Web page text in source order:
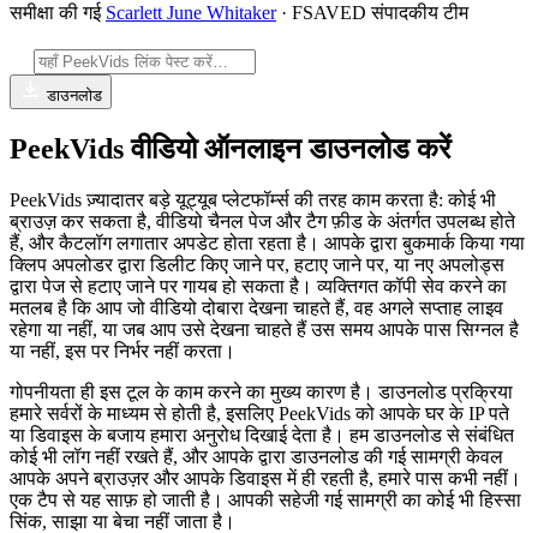
समीक्षा की गई Scarlett June Whitaker· FSAVED संपादकीय टीम
डाउनलोड
PeekVids वीडियो ऑनलाइन डाउनलोड करें
PeekVids ज़्यादातर बड़े यूट्यूब प्लेटफॉर्म्स की तरह काम करता है: कोई भी
ब्राउज़ कर सकता है, वीडियो चैनल पेज और टैग फ़ीड के अंतर्गत उपलब्ध होते
हैं, और कैटलॉग लगातार अपडेट होता रहता है। आपके द्वारा बुकमार्क किया गया
क्लिप अपलोडर द्वारा डिलीट किए जाने पर, हटाए जाने पर, या नए अपलोड्स
द्वारा पेज से हटाए जाने पर गायब हो सकता है। व्यक्तिगत कॉपी सेव करने का
मतलब है कि आप जो वीडियो दोबारा देखना चाहते हैं, वह अगले सप्ताह लाइव
रहेगा या नहीं, या जब आप उसे देखना चाहते हैं उस समय आपके पास सिग्नल है
या नहीं, इस पर निर्भर नहीं करता।
गोपनीयता ही इस टूल के काम करने का मुख्य कारण है। डाउनलोड प्रक्रिया
हमारे सर्वरों के माध्यम से होती है, इसलिए PeekVids को आपके घर के IP पते
या डिवाइस के बजाय हमारा अनुरोध दिखाई देता है। हम डाउनलोड से संबंधित
कोई भी लॉग नहीं रखते हैं, और आपके द्वारा डाउनलोड की गई सामग्री केवल
आपके अपने ब्राउज़र और आपके डिवाइस में ही रहती है, हमारे पास कभी नहीं।
एक टैप से यह साफ़ हो जाती है। आपकी सहेजी गई सामग्री का कोई भी हिस्सा
सिंक, साझा या बेचा नहीं जाता है।